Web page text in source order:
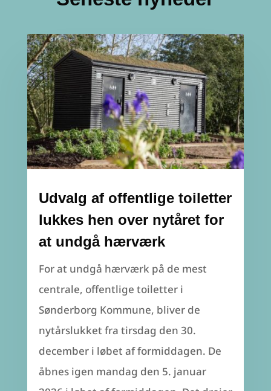
Udvalg af offentlige toiletter
lukkes hen over nytåret for
at undgå hærværk
For at undgå hærværk på de mest
centrale, offentlige toiletter i
Sønderborg Kommune, bliver de
nytårslukket fra tirsdag den 30.
december i løbet af formiddagen. De
åbnes igen mandag den 5. januar